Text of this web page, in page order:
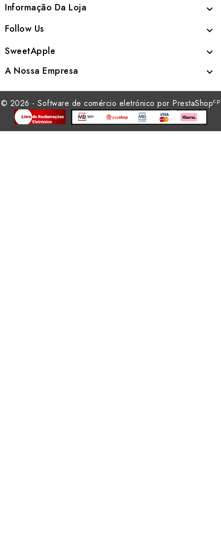
Informação Da Loja 
Follow Us 
SweetApple 
A Nossa Empresa 
© 2026 - Software de comércio eletrónico por PrestaShopcp